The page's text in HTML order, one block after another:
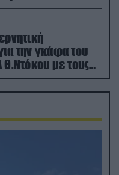
την γκάφα του
με τους